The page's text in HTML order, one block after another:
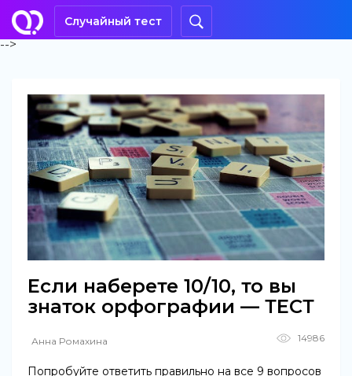
Случайный тест
-->
Если наберете 10/10, то вы
знаток орфографии — ТЕСТ
Анна Ромахина 14986
Попробуйте ответить правильно на все 9 вопросов